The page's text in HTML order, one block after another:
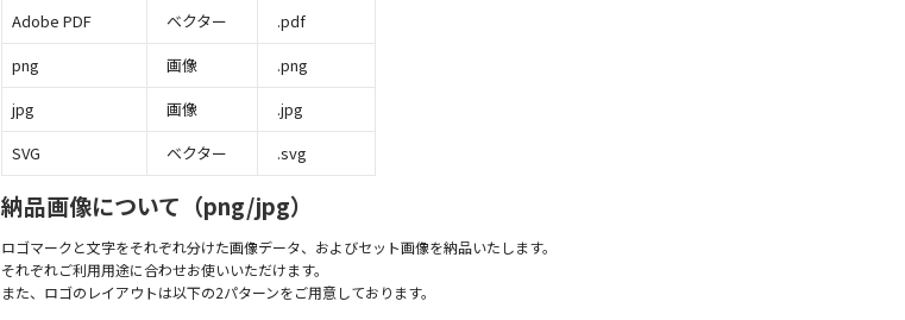
Adobe PDF
ベクター
.pdf
png
画像
.png
jpg
画像
.jpg
SVG
ベクター .svg
納品画像について（png/jpg）
ロゴマークと文字をそれぞれ分けた画像データ、およびセット画像を納品いたします。
それぞれご利用用途に合わせお使いいただけます。
また、ロゴのレイアウトは以下の2パターンをご用意しております。